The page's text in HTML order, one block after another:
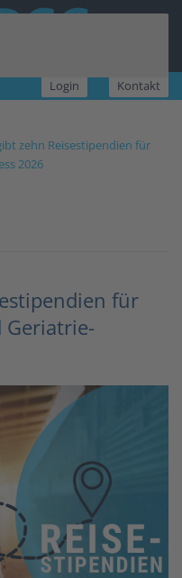
Login Kontakt
zehn Reisestipendien für
2026
für